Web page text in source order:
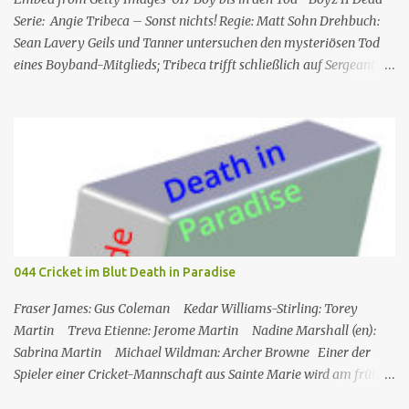
Serie: Angie Tribeca – Sonst nichts! Regie: Matt Sohn Drehbuch:
Sean Lavery Geils und Tanner untersuchen den mysteriösen Tod
eines Boyband-Mitglieds; Tribeca trifft schließlich auf Sergeant
Rubinek, Chris Kirkpatrick, Aaron Carter, Colton Dunn und Joe
Jonas Die Serie Angie Tribeca – Sonst nichts! , welche eine
Persiflage auf verschiedene Polizei- und Krimiserien ist, wurde
erdacht vom Komiker Steve Carell und dessen Ehefrau Nancy
Walls Carell . Gastdarsteller in Staffel 2 : Busy Philipps ,Rhys
Darby , Heather Graham, Saul Rubinek und James Franco
Hauptbesetzung Rollenname Schauspieler Hauptrolle
1.01– Angela Wiederhut Jay Geils Hayes M...
044 Cricket im Blut Death in Paradise
Fraser James: Gus Coleman Kedar Williams-Stirling: Torey
Martin Treva Etienne: Jerome Martin Nadine Marshall (en):
Sabrina Martin Michael Wildman: Archer Browne Einer der
Spieler einer Cricket-Mannschaft aus Sainte Marie wird am frühen